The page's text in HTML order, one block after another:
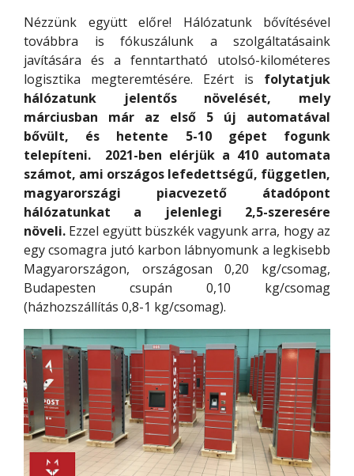
Nézzünk együtt előre! Hálózatunk bővítésével
továbbra is fókuszálunk a szolgáltatásaink
javítására és a fenntartható utolsó-kilométeres
logisztika megteremtésére. Ezért is folytatjuk
hálózatunk jelentős növelését, mely
márciusban már az első 5 új automatával
bővült, és hetente 5-10 gépet fogunk
telepíteni. 2021-ben elérjük a 410 automata
számot, ami országos lefedettségű, független,
magyarországi piacvezető átadópont
hálózatunkat a jelenlegi 2,5-szeresére
növeli. Ezzel együtt büszkék vagyunk arra, hogy az
egy csomagra jutó karbon lábnyomunk a legkisebb
Magyarországon, országosan 0,20 kg/csomag,
Budapesten csupán 0,10 kg/csomag
(házhozszállítás 0,8-1 kg/csomag).